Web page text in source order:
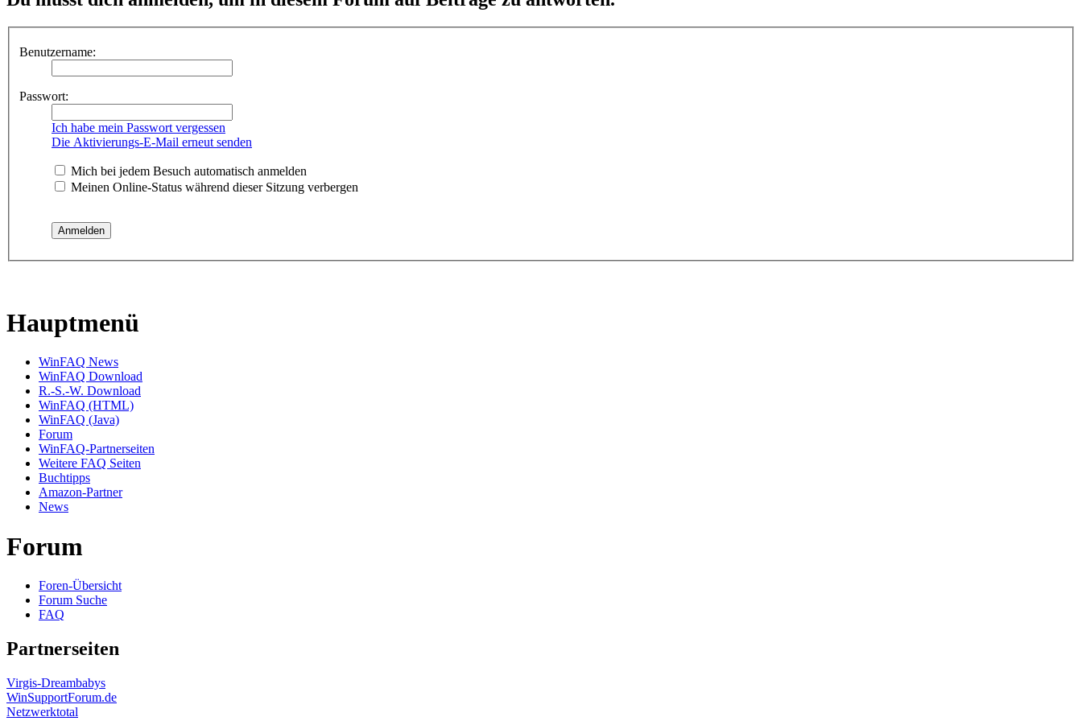
Benutzername:
Passwort:
Ich habe mein Passwort vergessen
Die Aktivierungs-E-Mail erneut senden
Mich bei jedem Besuch automatisch anmelden
Meinen Online-Status während dieser Sitzung verbergen
Hauptmenü
WinFAQ News
WinFAQ Download
R.-S.-W. Download
WinFAQ (HTML)
WinFAQ (Java)
Forum
WinFAQ-Partnerseiten
Weitere FAQ Seiten
Buchtipps
Amazon-Partner
News
Forum
Foren-Übersicht
Forum Suche
FAQ
Partnerseiten
Virgis-Dreambabys
WinSupportForum.de
Netzwerktotal